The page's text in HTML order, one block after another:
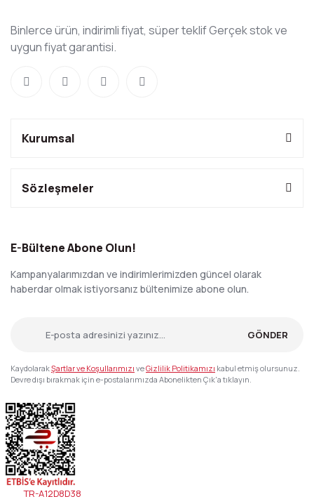
Binlerce ürün, indirimli fiyat, süper teklif Gerçek stok ve
uygun fiyat garantisi.
Kurumsal
Sözleşmeler
E-Bültene Abone Olun!
Kampanyalarımızdan ve indirimlerimizden güncel olarak
haberdar olmak istiyorsanız bültenimize abone olun.
GÖNDER
KaydolarakŞartlar ve Koşullarımızı veGizlilik Politikamızı kabul etmiş olursunuz.
Devre dışı bırakmak için e-postalarımızda Abonelikten Çık'a tıklayın.
TR-A12D8D38